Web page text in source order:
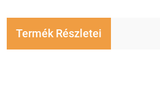
Termék Részletei